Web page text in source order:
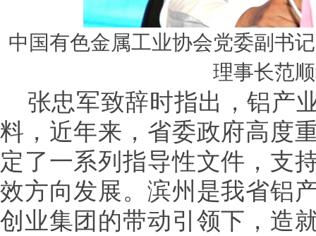
中国有色金属工业协会党委副书
理事长范
张忠军致辞时指出，铝产
料，近年来，省委政府高度
定了一系列指导性文件，支
效方向发展。滨州是我省铝
创业集团的带动引领下，造